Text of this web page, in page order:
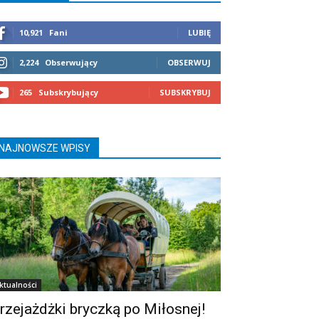
10,921 Fani LUBIĘ
2,224 Obserwujący OBSERWUJ
265 Subskrybujący SUBSKRYBUJ
WPISY
bryczką po Miłosnej!